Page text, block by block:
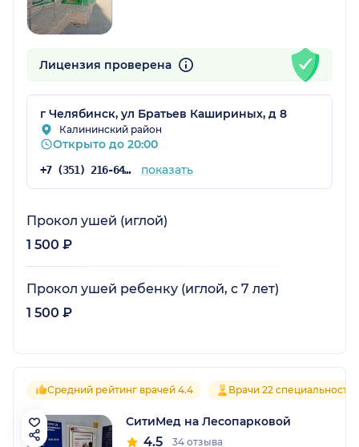
Лицензия проверена
г Челябинск, ул Братьев Кашириных, д 8
Калининский район
Открыто до 20:00
+7 (351) 216-64-16 показать
Прокол ушей (иглой)
1 500 ₽
Прокол ушей ребенку (иглой, с 7 лет)
1 500 ₽
Средний рейтинг врачей 4.4 Врачи 22
СитиМед на Лесопарковой
4.5 34 отзыва